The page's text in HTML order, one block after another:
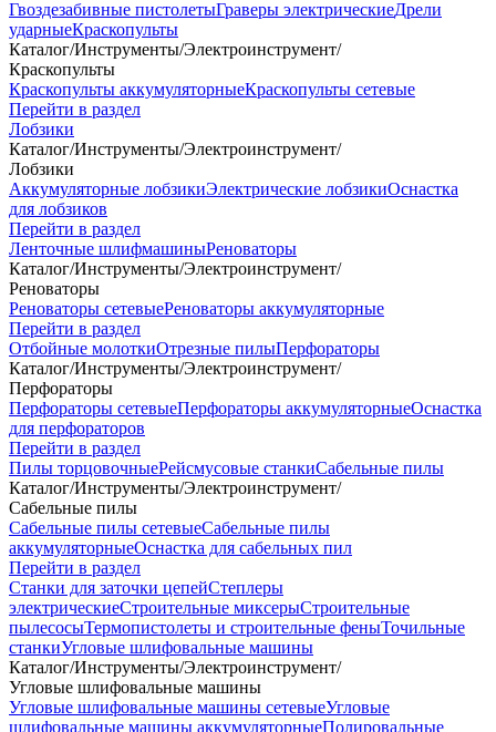
Гвоздезабивные пистолетыГраверы электрическиеДрели
ударныеКраскопульты
Каталог/Инструменты/Электроинструмент/
Краскопульты
Краскопульты аккумуляторныеКраскопульты сетевые
Перейти в раздел
Лобзики
Каталог/Инструменты/Электроинструмент/
Лобзики
Аккумуляторные лобзикиЭлектрические лобзикиОснастка
для лобзиков
Перейти в раздел
Ленточные шлифмашиныРеноваторы
Каталог/Инструменты/Электроинструмент/
Реноваторы
Реноваторы сетевыеРеноваторы аккумуляторные
Перейти в раздел
Отбойные молоткиОтрезные пилыПерфораторы
Каталог/Инструменты/Электроинструмент/
Перфораторы
Перфораторы сетевыеПерфораторы аккумуляторныеОснастка
для перфораторов
Перейти в раздел
Пилы торцовочныеРейсмусовые станкиСабельные пилы
Каталог/Инструменты/Электроинструмент/
Сабельные пилы
Сабельные пилы сетевыеСабельные пилы
аккумуляторныеОснастка для сабельных пил
Перейти в раздел
Станки для заточки цепейСтеплеры
электрическиеСтроительные миксерыСтроительные
пылесосыТермопистолеты и строительные феныТочильные
станкиУгловые шлифовальные машины
Каталог/Инструменты/Электроинструмент/
Угловые шлифовальные машины
Угловые шлифовальные машины сетевыеУгловые
шлифовальные машины аккумуляторныеПолировальные